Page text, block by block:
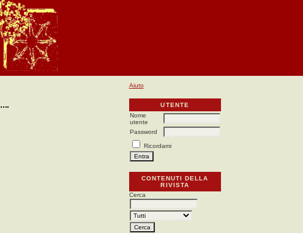
Aiuto
UTENTE
Nome
utente
Password
Ricordami
CONTENUTI DELLA
RIVISTA
Cerca